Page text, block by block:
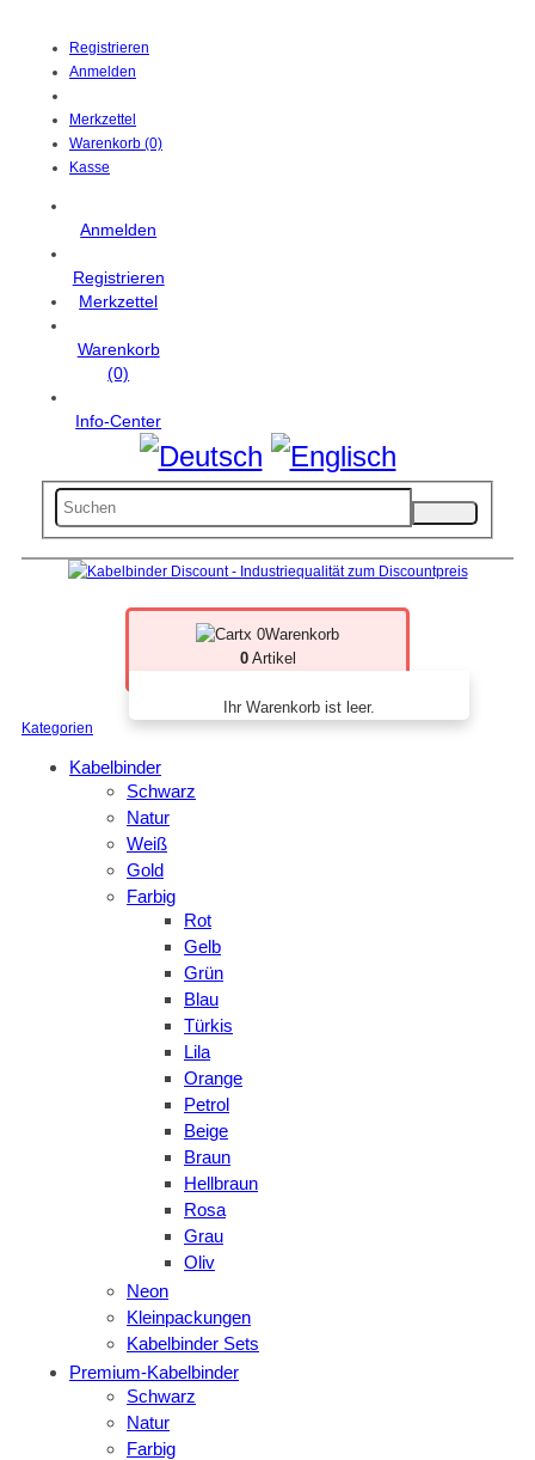
Registrieren
Anmelden
Merkzettel
Warenkorb (0)
Kasse
Anmelden
Registrieren
Merkzettel
Warenkorb
(0)
Info-Center
x 0Warenkorb
0Artikel
Ihr Warenkorb ist leer.
Kategorien
Kabelbinder
Schwarz
Natur
Weiß
Gold
Farbig
Rot
Gelb
Grün
Blau
Türkis
Lila
Orange
Petrol
Beige
Braun
Hellbraun
Rosa
Grau
Oliv
Neon
Kleinpackungen
Kabelbinder Sets
Premium-Kabelbinder
Schwarz
Natur
Farbig